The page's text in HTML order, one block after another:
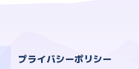
プライバシーポリシー